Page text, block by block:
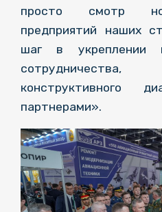
просто смотр
предприятий наших
шаг в укреплении
конструктивного
партнерами».